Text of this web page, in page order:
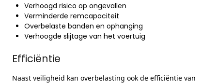
Verhoogd risico op ongevallen
Verminderde remcapaciteit
Overbelaste banden en ophanging
Verhoogde slijtage van het voertuig
Efficiëntie
Naast veiligheid kan overbelasting ook de efficiëntie van